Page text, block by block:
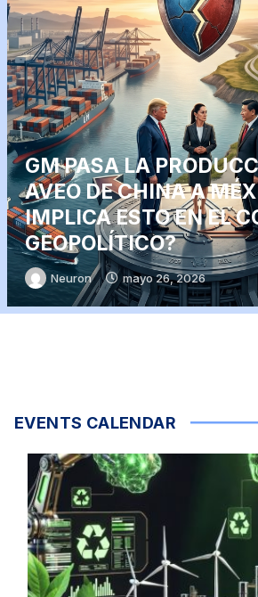
GM PASA LA
AVEO DE CHINA A
IMPLICA ESTO EN EL
GEOPOLÍTICO?
Neuron mayo 26, 2026
EVENTS CALENDAR